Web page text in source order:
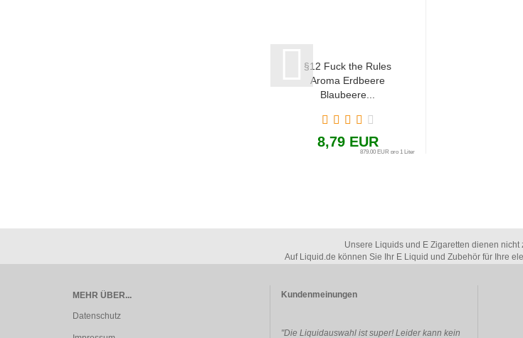
§12 Fuck the Rules
Aroma Erdbeere
Blaubeere...
8,79 EUR
879,00 EUR pro 1 Liter
Unsere Liquids und E Zigaretten dienen
Auf Liquid.de können Sie Ihr E Liquid und Zubehör für Ihre
MEHR ÜBER...
Datenschutz
Kundenmeinungen
"Die Liquidauswahl ist super! Leider kann kein